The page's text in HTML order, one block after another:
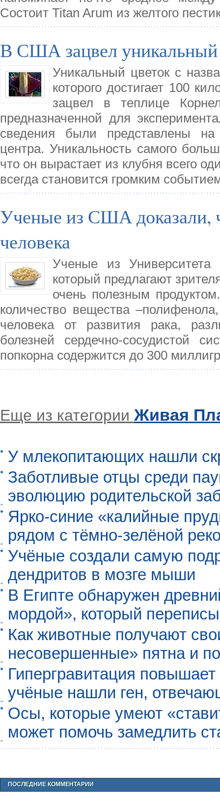
Состоит Titan Arum из желтого
В США зацвел уникальный
Уникальный цветок с
которого достигает 100
зацвел в теплице
предназначенной для
сведения были представлены на
центра. Уникальность самого
что он вырастает из клубня всего
всегда становится громким
Ученые из США доказали,
человека
Ученые из Университета
который предлагают
очень полезным
количество вещества
человека от развития рака,
болезней сердечно-сосудистой
попкорна содержится до 300
Еще из категории Живая
У млекопитающих нашли
Заботливые отцы среди
эволюцию родительской
Ярко-синие «калийные
рядом с тёмно-зелёной
Учёные создали самую
дендритов в мозге мыши
В Египте обнаружен
мордой», который
Как животные получают
несовершенные» пятна и
Гипергравитация
учёные нашли ген,
Осы, которые умеют
может помочь замедлить
ПОСЛЕДНИЕ КОММЕНТАРИИ